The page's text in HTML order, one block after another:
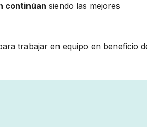
continúan siendo las mejores
trabajar en equipo en beneficio